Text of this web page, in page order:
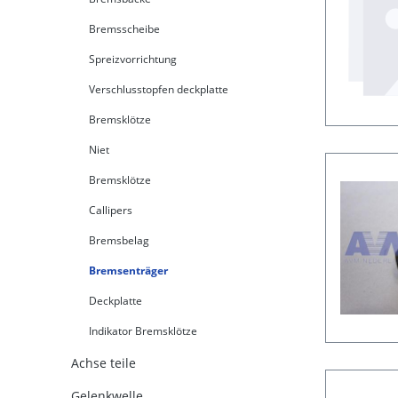
Bremsscheibe
Spreizvorrichtung
Verschlusstopfen deckplatte
Bremsklötze
Niet
Bremsklötze
Callipers
Bremsbelag
Bremsenträger
Deckplatte
Indikator Bremsklötze
Achse teile